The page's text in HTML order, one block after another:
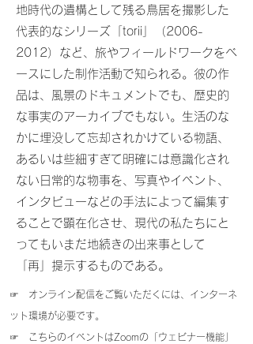
地時代の遺構として残る鳥居を撮影した
代表的なシリーズ「torii」（2006-
2012）など、旅やフィールドワークをベ
ースにした制作活動で知られる。彼の作
品は、風景のドキュメントでも、歴史的
な事実のアーカイブでもない。生活のな
かに埋没して忘却されかけている物語、
あるいは些細すぎて明確には意識化され
ない日常的な物事を、写真やイベント、
インタビューなどの手法によって編集す
ることで顕在化させ、現代の私たちにと
ってもいまだ地続きの出来事として
「再」提示するものである。
☞ オンライン配信をご覧いただくには、インターネ
ット環境が必要です。
☞ こちらのイベントはZoomの「ウェビナー機能」